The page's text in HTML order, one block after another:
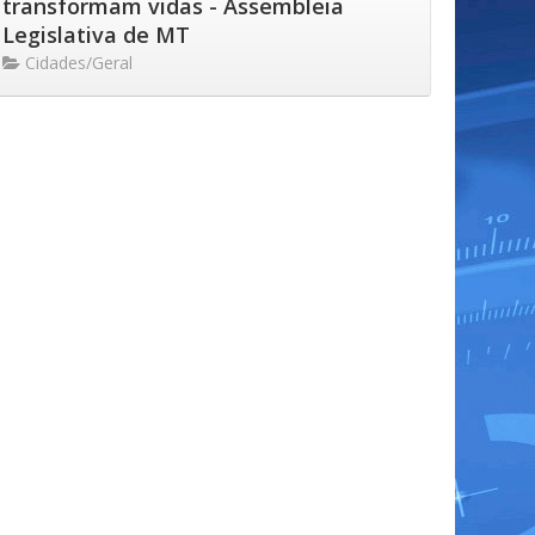
transformam vidas - Assembleia
Legislativa de MT
Cidades/Geral